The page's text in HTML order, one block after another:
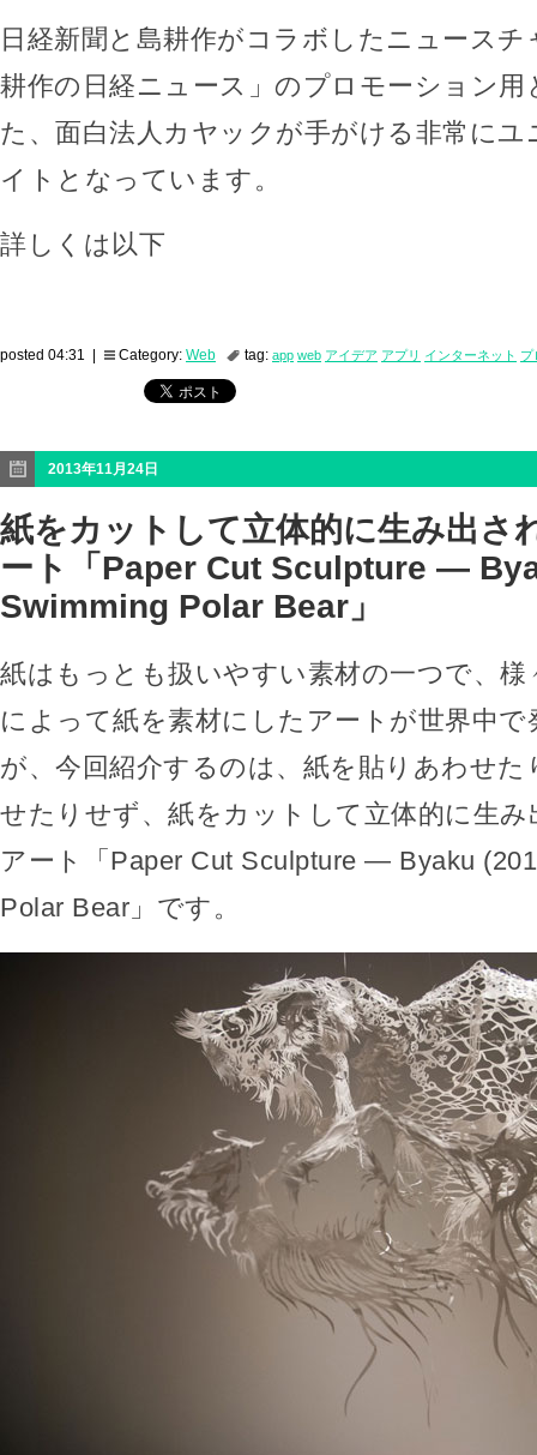
日経新聞と島耕作がコラボしたニュース
耕作の日経ニュース」のプロモーション用
た、面白法人カヤックが手がける非常にユ
イトとなっています。
詳しくは以下
posted 04:31 | Category: Web tag: app web アイデア アプリ インターネット プ
2013年11月24日
紙をカットして立体的に生み出さ
ート「Paper Cut Sculpture —
Swimming Polar Bear」
紙はもっとも扱いやすい素材の一つで、
によって紙を素材にしたアートが世界中
が、今回紹介するのは、紙を貼りあわせた
せたりせず、紙をカットして立体的に生
アート「Paper Cut Sculpture — Byaku
Polar Bear」です。